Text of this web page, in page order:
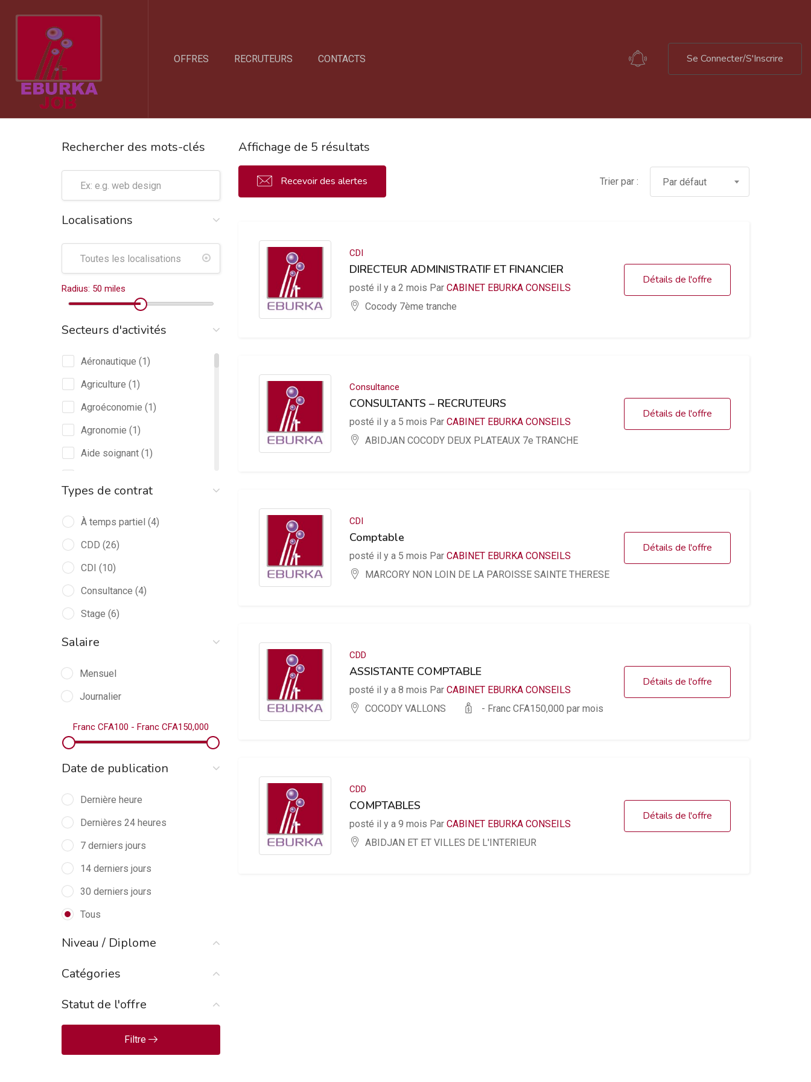
OFFRES RECRUTEURS CONTACTS Se Connecter/S'Inscrire
Rechercher des mots-clés
Localisations
Radius: 50 miles
Secteurs d'activités
Aéronautique (1)
Agriculture (1)
Agroéconomie (1)
Agronomie (1)
Aide soignant (1)
Assurance (1)
Auxiliaire en pharmacie
Banque (2)
Bâtiment (3)
Biochimie
Biomédical
Communication (2)
Construction / BTP (2)
Constructions / Installations
Contrôle de gestion/Audit
(1)
Généraliste
Génie Mécanique et Productique
Informatique (1)
Types de contrat
À temps partiel (4)
CDD (26)
CDI (10)
Consultance (4)
Stage (6)
Salaire
Mensuel
Journalier
Franc CFA100 - Franc CFA150,000
Date de publication
Dernière heure
Dernières 24 heures
7 derniers jours
14 derniers jours
30 derniers jours
Tous
Niveau / Diplome
Catégories
Statut de l'offre
Filtre
Affichage de 5 résultats
Recevoir des alertes Trier par : Par défaut
CDI
DIRECTEUR ADMINISTRATIF ET FINANCIER
posté il y a 2 mois ParCABINET EBURKA CONSEILS
Cocody 7ème tranche
Détails de l'offre
Consultance
CONSULTANTS – RECRUTEURS
posté il y a 5 mois ParCABINET EBURKA CONSEILS
ABIDJAN COCODY DEUX PLATEAUX 7e TRANCHE
Détails de l'offre
CDI
Comptable
posté il y a 5 mois ParCABINET EBURKA CONSEILS
MARCORY NON LOIN DE LA PAROISSE SAINTE THERESE
Détails de l'offre
CDD
ASSISTANTE COMPTABLE
posté il y a 8 mois ParCABINET EBURKA CONSEILS
COCODY VALLONS
- Franc CFA150,000 par mois
Détails de l'offre
CDD
COMPTABLES
posté il y a 9 mois ParCABINET EBURKA CONSEILS
ABIDJAN ET ET VILLES DE L'INTERIEUR
Détails de l'offre